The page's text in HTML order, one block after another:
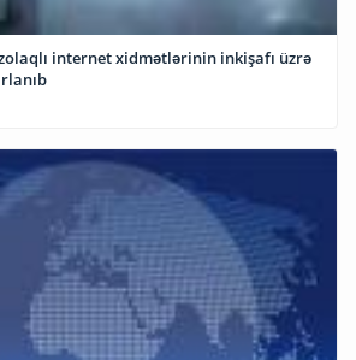
internet xidmətlərinin inkişafı üzrə